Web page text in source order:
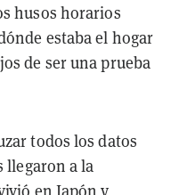
husos horarios
estaba el hogar
de ser una prueba
todos los datos
llegaron a la